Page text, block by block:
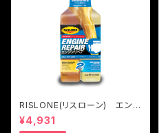
RISLONE(リスローン) エンジ
ンリペア
¥4,931